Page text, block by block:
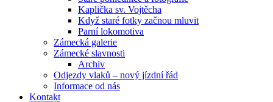
Kaplička sv. Vojtěcha
Když staré fotky začnou mluvit
Parní lokomotiva
Zámecká galerie
Zámecké slavnosti
Archiv
Odjezdy vlaků – nový jízdní řád
Informace od nás
Kontakt